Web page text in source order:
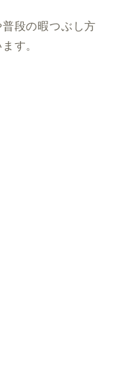
段の暇つぶし方
す。